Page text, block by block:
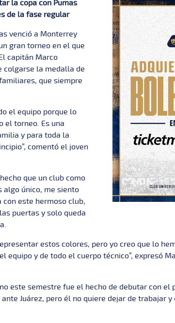
la copa con Pumas
de la fase regular
venció a Monterrey
gran torneo en el que
capitán Marco
colgarse la medalla de
que siempre
el equipo porque lo
el torneo. Es una
y para toda la
comentó el joven
que un club como
algo único, me siento
este hermoso club,
puertas y solo queda
estos colores, pero yo creo que lo
equipo y de todo el cuerpo técnico”, expresó
este semestre fue el hecho de debutar con el
Juárez, pero él no quiere dejar de trabajar